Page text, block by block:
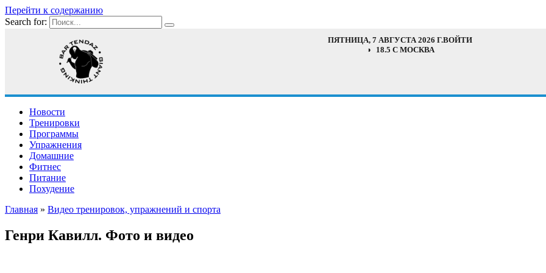
Перейти к содержанию
Search for:
ПЯТНИЦА, 7 АВГУСТА 2026 Г.ВОЙТИ
18.5 C МОСКВА
Новости
Тренировки
Программы
Упражнения
Домашние
Фитнес
Питание
Похудение
Главная » Видео тренировок, упражнений и спорта
Генри Кавилл. Фото и видео